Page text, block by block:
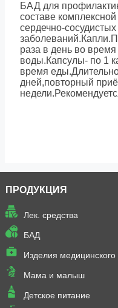
БАД для
составе
сердечно-сосудистых
раза в день во
воды.Капсулы- по 1
время
дней,повторный
ПРОДУКЦИЯ
Лек. средства
БАД
Изделия медицинского
Мама и малыш
Детское питание